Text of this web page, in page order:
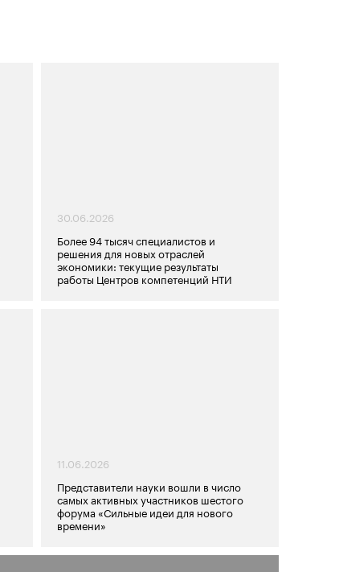
30.06.2026
Более 94 тысяч специалистов и
решения для новых отраслей
экономики: текущие результаты
работы Центров компетенций НТИ
11.06.2026
Представители науки вошли в число
самых активных участников шестого
форума «Сильные идеи для нового
времени»